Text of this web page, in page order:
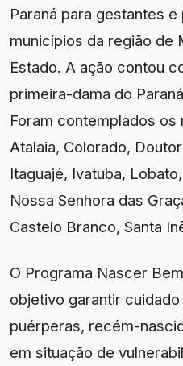
Paraná para gestantes
municípios da região de
Estado. A ação contou
primeira-dama do
Foram contemplados os
Atalaia, Colorado,
Itaguajé, Ivatuba,
Nossa Senhora das
Castelo Branco, Santa
O Programa Nascer
objetivo garantir
puérperas, recém-
em situação de